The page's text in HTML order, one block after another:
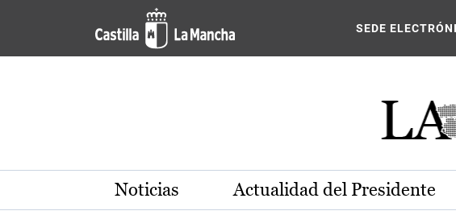
Pasar al contenido principal
SEDE
Noticias Actualidad del Presidente